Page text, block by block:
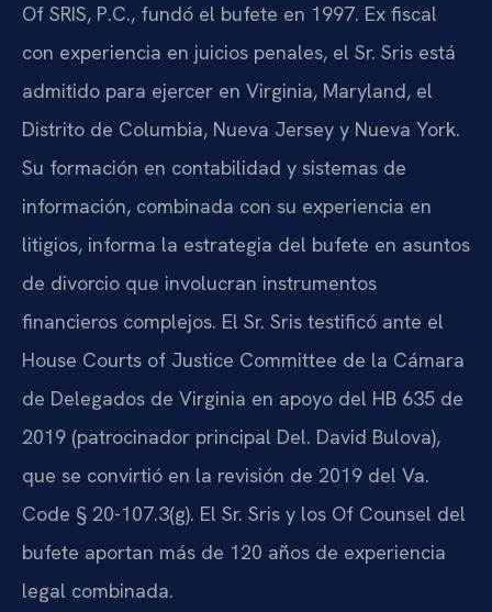
Of SRIS, P.C., fundó el bufete en 1997. Ex fiscal
con experiencia en juicios penales, el Sr. Sris está
admitido para ejercer en Virginia, Maryland, el
Distrito de Columbia, Nueva Jersey y Nueva York.
Su formación en contabilidad y sistemas de
información, combinada con su experiencia en
litigios, informa la estrategia del bufete en asuntos
de divorcio que involucran instrumentos
financieros complejos. El Sr. Sris testificó ante el
House Courts of Justice Committee de la Cámara
de Delegados de Virginia en apoyo del HB 635 de
2019 (patrocinador principal Del. David Bulova),
que se convirtió en la revisión de 2019 del Va.
Code § 20-107.3(g). El Sr. Sris y los Of Counsel del
bufete aportan más de 120 años de experiencia
legal combinada.